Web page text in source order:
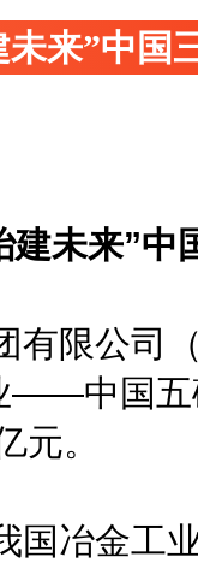
来”中国
建未来”
限公司（
——中国五
元。
冶金工业